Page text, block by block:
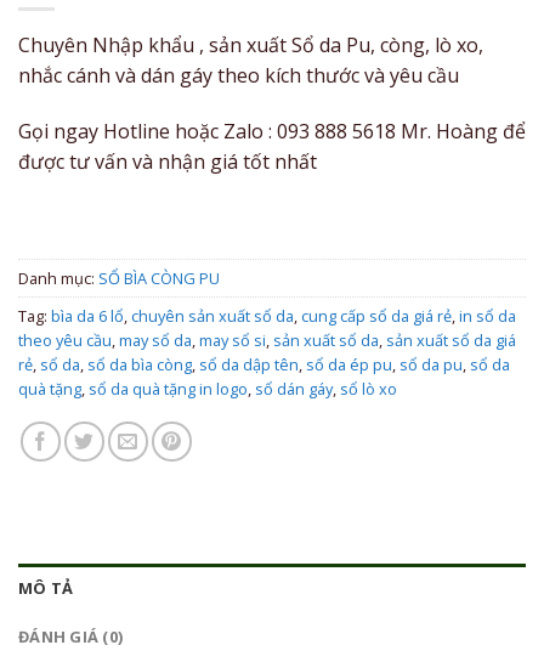
Chuyên Nhập khẩu , sản xuất Sổ da Pu, còng, lò xo,
nhắc cánh và dán gáy theo kích thước và yêu cầu
Gọi ngay Hotline hoặc Zalo : 093 888 5618 Mr. Hoàng để
được tư vấn và nhận giá tốt nhất
Danh mục: SỔ BÌA CÒNG PU
Tag: bìa da 6 lổ,chuyên sản xuất sổ da,cung cấp sổ da giá rẻ,in sổ da
theo yêu cầu,may sổ da,may sổ si, sản xuất sổ da, sản xuất sổ da giá
rẻ, sổ da, sổ da bìa còng, sổ da dập tên, sổ da ép pu, sổ da pu, sổ da
quà tặng, sổ da quà tặng in logo, sổ dán gáy, sổ lò xo
MÔ TẢ
ĐÁNH GIÁ (0)